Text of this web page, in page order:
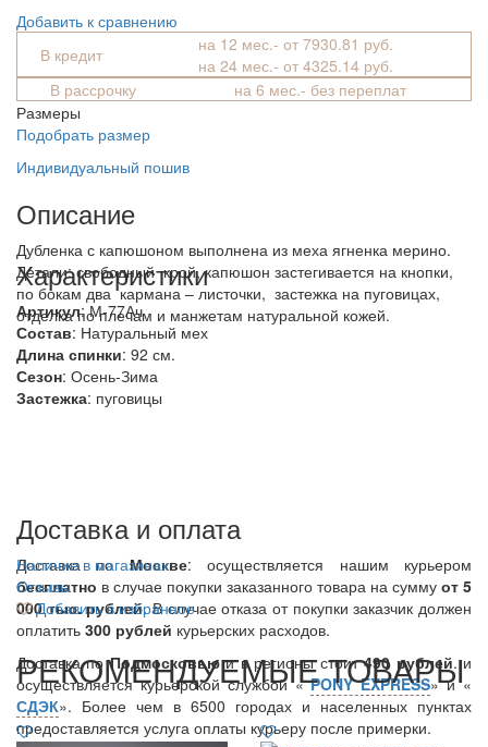
Добавить к сравнению
В кредит
на 12 мес.- от 7930.81 руб.
на 24 мес.- от 4325.14 руб.
В рассрочку
на 6 мес.- без переплат
Размеры
Подобрать размер
Индивидуальный пошив
Описание
Дубленка с капюшоном выполнена из меха ягненка мерино.
Детали: свободный крой, капюшон застегивается на кнопки,
по бокам два кармана – листочки, застежка на пуговицах,
отделка по плечам и манжетам натуральной кожей.
Характеристики
Артикул: М-77Ач
Состав: Натуральный мех
Длина спинки: 92 см.
Сезон: Осень-Зима
Застежка: пуговицы
Доставка и оплата
Доставка поМоскве: осуществляется нашим курьером
бесплатно в случае покупки заказанного товара на сумму от 5
000 тыс. рублей. В случае отказа от покупки заказчик должен
оплатить 300 рублей курьерских расходов.
Доставка поПодмосковьюи в регионы стоит490 рублей. и
осуществляется курьерской службой «PONY EXPRESS» и «
СДЭК». Более чем в 6500 городах и населенных пунктах
предоставляется услуга оплаты курьеру после примерки.
Наличие в магазинах
Отзывы
Добавить в избранное
РЕКОМЕНДУЕМЫЕ ТОВАРЫ